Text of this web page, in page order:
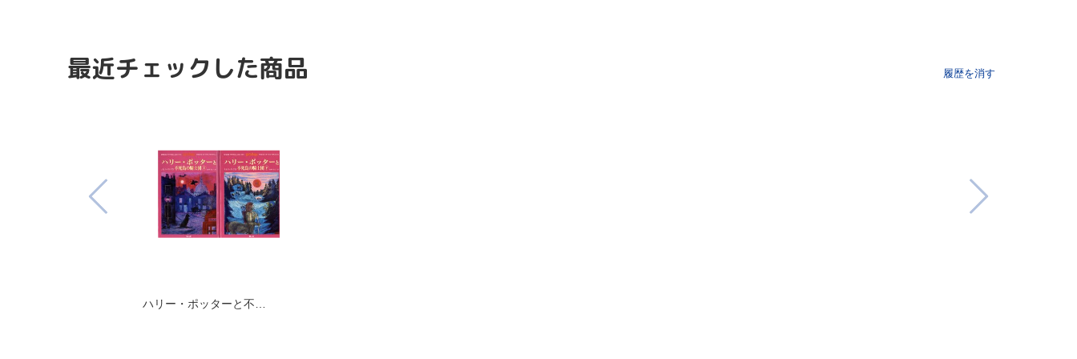
最近チェックした商品 履歴を消す
ハリー・ポッターと不…